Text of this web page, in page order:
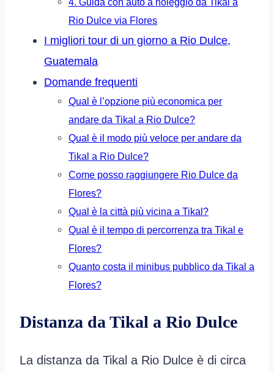
Rio Dulce via Flores
I migliori tour di un giorno a Rio Dulce,
Guatemala
Domande frequenti
Qual è l’opzione più economica per
andare da Tikal a Rio Dulce?
Qual è il modo più veloce per andare da
Tikal a Rio Dulce?
Come posso raggiungere Rio Dulce da
Flores?
Qual è la città più vicina a Tikal?
Qual è il tempo di percorrenza tra Tikal e
Flores?
Quanto costa il minibus pubblico da Tikal a
Flores?
Distanza da Tikal a Rio Dulce
La distanza da Tikal a Rio Dulce è di circa